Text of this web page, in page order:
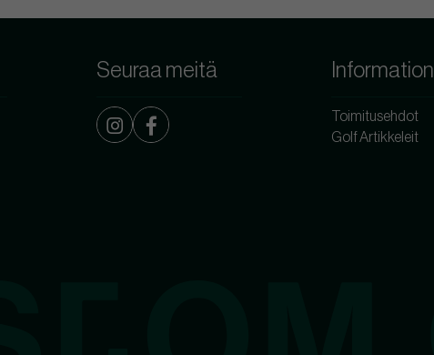
Seuraa meitä Information
Toimitusehdot
Golf Artikkeleit